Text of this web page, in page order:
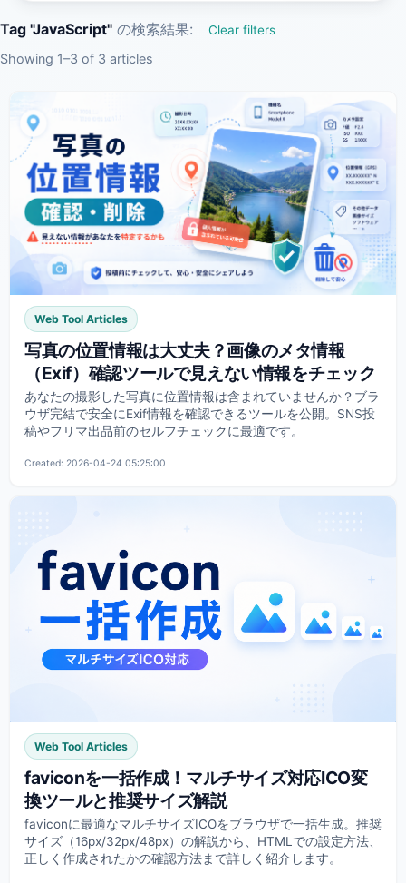
Tag "JavaScript" の検索結果: Clear filters
Showing 1–3 of 3 articles
Web Tool Articles
写真の位置情報は大丈夫？画像のメタ情報
（Exif）確認ツールで見えない情報をチェック
あなたの撮影した写真に位置情報は含まれていませんか？ブラ
ウザ完結で安全にExif情報を確認できるツールを公開。SNS投
稿やフリマ出品前のセルフチェックに最適です。
Created: 2026-04-24 05:25:00
Web Tool Articles
faviconを一括作成！マルチサイズ対応ICO変
換ツールと推奨サイズ解説
faviconに最適なマルチサイズICOをブラウザで一括生成。推奨
サイズ（16px/32px/48px）の解説から、HTMLでの設定方法、
正しく作成されたかの確認方法まで詳しく紹介します。